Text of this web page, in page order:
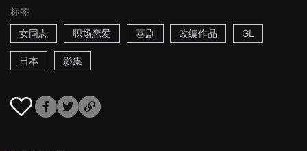
标签
女同志
职场恋爱 喜剧 改编作品 GL
日本 影集